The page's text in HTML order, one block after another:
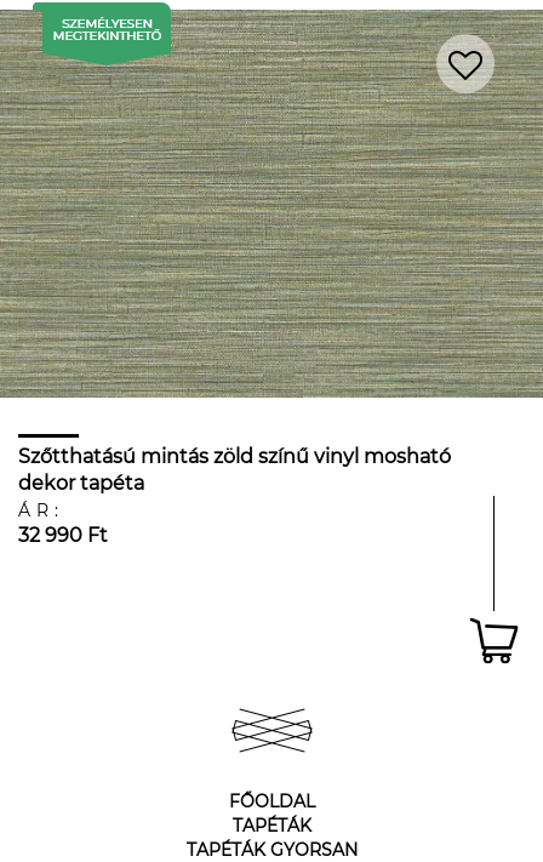
Szőtthatású mintás zöld színű vinyl mosható
dekor tapéta
ÁR:
32 990 Ft
FŐOLDAL
TAPÉTÁK
TAPÉTÁK GYORSAN